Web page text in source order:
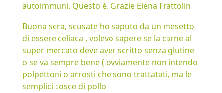
autoimmuni. Questo è. Grazie Elena Frattolin
Buona sera, scusate ho saputo da un mesetto
di essere celiaca , volevo sapere se la carne al
super mercato deve aver scritto senza glutine
o se va sempre bene ( ovviamente non intendo
polpettoni o arrosti che sono trattatati, ma le
semplici cosce di pollo